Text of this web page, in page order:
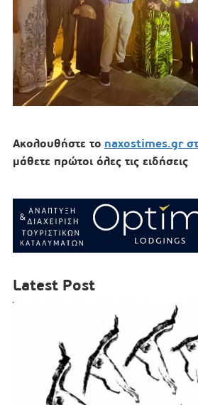
Ακολουθήστε το naxostimes.gr
μάθετε πρώτοι όλες τις ειδήσεις
Latest Post